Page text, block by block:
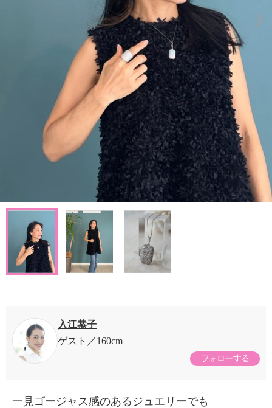
入江恭子
ゲスト
160cm
フォローする
一見ゴージャス感のあるジュエリーでも